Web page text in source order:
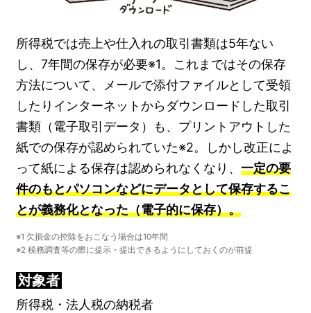
所得税では売上や仕入れの取引書類は5年ない
し、7年間の保存が必要※1。これまではその保存
方法について、メールで添付ファイルとして受領
したりインターネットからダウンロードした取引
書類（電子取引データ）も、プリントアウトした
紙での保存が認められていた※2。しかし改正によ
って紙による保存は認められなくなり、一定の要
件のもとパソコンなどにデータとして保存するこ
とが義務化となった（電子的に保存）。
※1 欠損金の控除をおこなう場合は10年間
※2 税務調査等の際に提示・提出できるようにしておくのが前提
対象者
所得税・法人税の納税者